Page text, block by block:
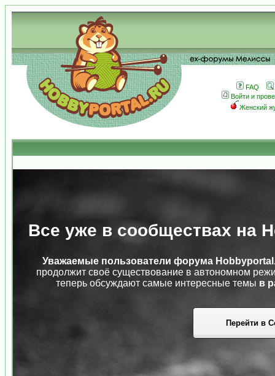
FAQ
Войти и
Женский
Все уже в сообществах на
Уважаемые пользователи форума
продолжит своё существование в автономном
теперь обсуждают самые интересные темы в
Перейти в